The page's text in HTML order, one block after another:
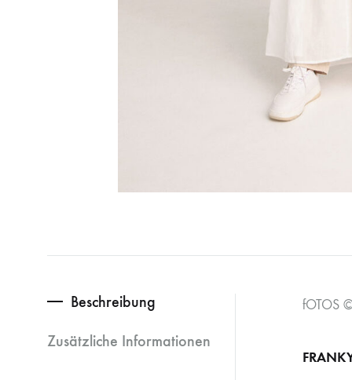
Beschreibung
Zusätzliche Informationen
fOTOS